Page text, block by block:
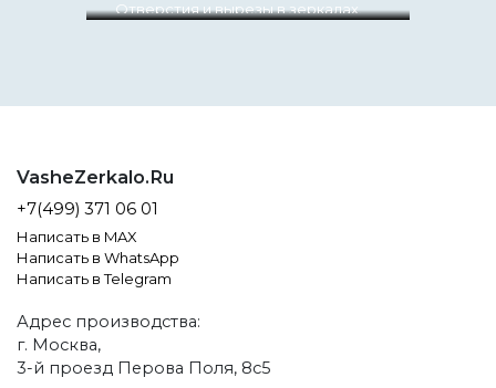
мы сделали невозможное
экспертные советы по установке.
Отверстия и вырезы в зеркалах.
VasheZerkalo.Ru
+7(499) 371 06 01
Написать в MAX
Написать в WhatsApp
Написать в Telegram
Адрес производства:
г. Москва,
3-й проезд Перова Поля, 8с5